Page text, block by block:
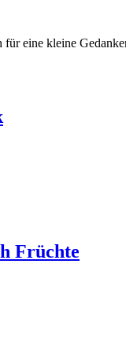
eine kleine
Früchte